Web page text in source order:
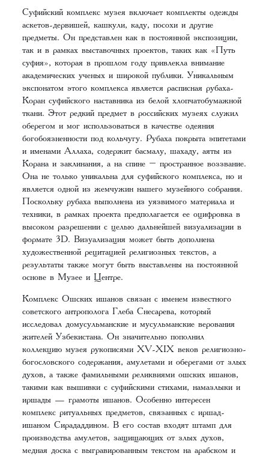
Суфийский комплекс музея включает комплекты одежды
аскетов-дервишей, кашкули, каду, посохи и другие
предметы. Он представлен как в постоянной экспозиции,
так и в рамках выставочных проектов, таких как «Путь
суфия», которая в прошлом году привлекла внимание
академических ученых и широкой публики. Уникальным
экспонатом этого комплекса является расписная рубаха-
Коран суфийского наставника из белой хлопчатобумажной
ткани. Этот редкий предмет в российских музеях служил
оберегом и мог использоваться в качестве одеяния
богобоязненности под кольчугу. Рубаха покрыта эпитетами
и именами Аллаха, содержит басмалу, шахаду, аяты из
Корана и заклинания, а на спине – пространное воззвание.
Она не только уникальна для суфийского комплекса, но и
является одной из жемчужин нашего музейного собрания.
Поскольку рубаха выполнена из уязвимого материала и
техники, в рамках проекта предполагается ее оцифровка в
высоком разрешении с целью дальнейшей визуализации в
формате 3D. Визуализация может быть дополнена
художественной рецитацией религиозных текстов, а
результаты также могут быть выставлены на постоянной
основе в Музее и Центре.
Комплекс Ошских ишанов связан с именем известного
советского антрополога Глеба Снесарева, который
исследовал домусульманские и мусульманские верования
жителей Узбекистана. Он значительно пополнил
коллекцию музея рукописями XV-XIX веков религиозно-
богословского содержания, амулетами и оберегами от злых
духов, а также фамильными реликвиями ошских ишанов,
такими как вышивки с суфийскими стихами, намазлыки и
иршады — грамоты ишанов. Особенно интересен
комплекс ритуальных предметов, связанных с иршад-
ишаном Сирададдином. В его состав входят штамп для
производства амулетов, защищающих от злых духов,
медная доска с выгравированным текстом на арабском и